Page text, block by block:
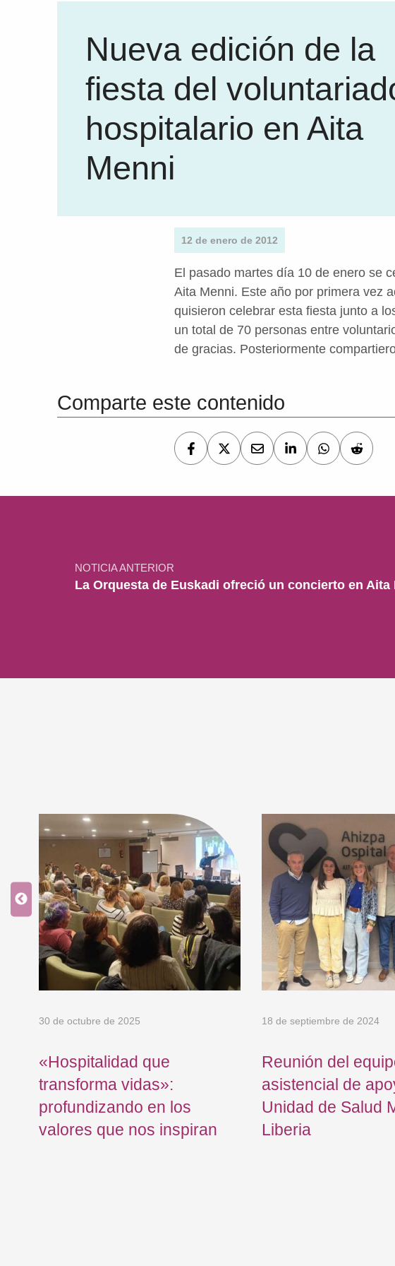
Nueva edición de la
fiesta del
hospitalario en Aita
Menni
12 de enero de 2012
El pasado martes día 10 de enero se
Aita Menni. Este año por primera vez
quisieron celebrar esta fiesta junto a
un total de 70 personas entre
de gracias. Posteriormente
Comparte este contenido
NOTICIA ANTERIOR
La Orquesta de Euskadi ofreció un concierto en Aita
30 de octubre de 2025
«Hospitalidad que
transforma vidas»:
profundizando en los
valores que nos inspiran
18 de septiembre de 2024
Reunión del
asistencial de
Unidad de Salud
Liberia